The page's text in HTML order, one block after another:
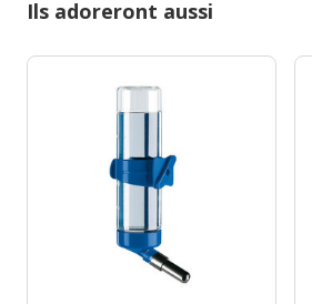
Ils adoreront aussi